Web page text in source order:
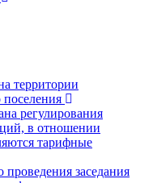
территории
поселения
регулирования
в отношении
тарифные
проведения заседания